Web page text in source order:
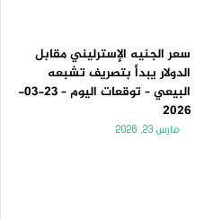
سعر الجنيه الإسترليني مقابل
الدولار يبدأ بتصريف تشبعه
البيعي – توقعات اليوم – 23-03-
2026
مارس 23, 2026